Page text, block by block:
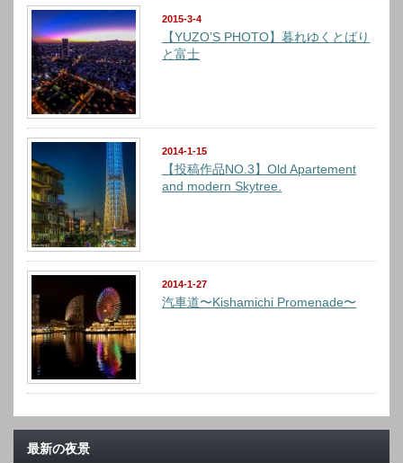
2015-3-4
【YUZO’S PHOTO】暮れゆくとばり
と富士
2014-1-15
【投稿作品NO.3】Old Apartement
and modern Skytree.
2014-1-27
汽車道〜Kishamichi Promenade〜
最新の夜景